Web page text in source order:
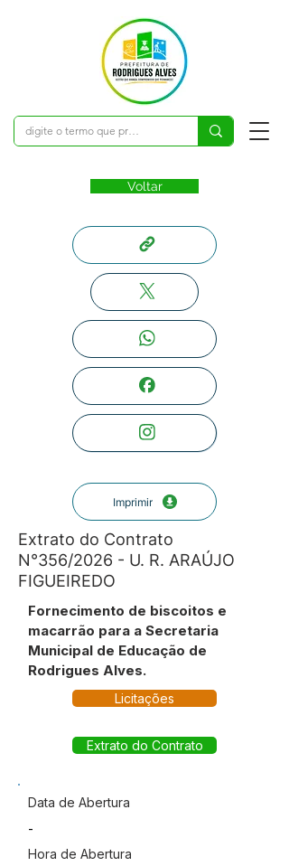
Voltar
Imprimir
Extrato do Contrato
N°356/2026 - U. R. ARAÚJO
FIGUEIREDO
Fornecimento de biscoitos e
macarrão para a Secretaria
Municipal de Educação de
Rodrigues Alves.
Licitações
Extrato do Contrato
Data de Abertura
-
Hora de Abertura